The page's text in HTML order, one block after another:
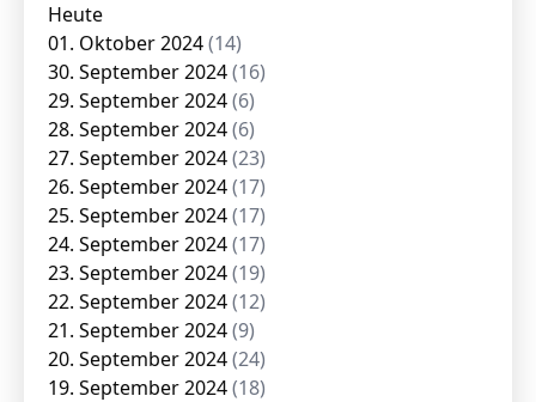
Heute
01. Oktober 2024(14)
30. September 2024(16)
29. September 2024(6)
28. September 2024(6)
27. September 2024(23)
26. September 2024(17)
25. September 2024(17)
24. September 2024(17)
23. September 2024(19)
22. September 2024(12)
21. September 2024(9)
20. September 2024(24)
19. September 2024(18)